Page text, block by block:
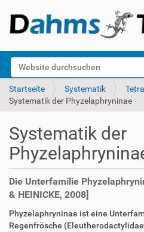
Website durchsuchen
k
Startseite Systematik
Systematik der Phyzelaphryninae
Systematik der
Die Unterfamilie
& HEINICKE, 2008]
Phyzelaphryninae ist eine
Regenfrösche